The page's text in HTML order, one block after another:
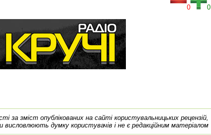
0 0
за зміст опублікованих на сайті користувальницьких рецензій,
висловлюють думку користувачів і не є редакційним матеріалом